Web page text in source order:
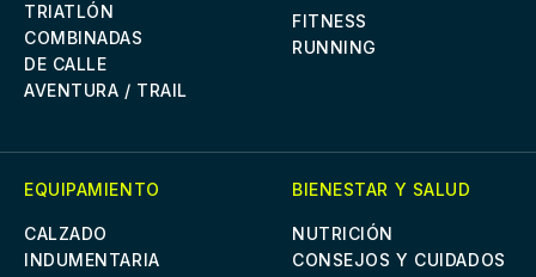
TRIATLÓN
COMBINADAS
DE CALLE
AVENTURA / TRAIL
FITNESS
RUNNING
EQUIPAMIENTO
CALZADO
INDUMENTARIA
BIENESTAR Y SALUD
NUTRICIÓN
CONSEJOS Y CUIDADOS